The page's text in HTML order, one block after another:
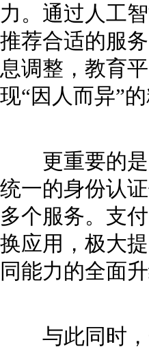
力。通过人工
推荐合适的服
息调整，教育
现“因人而异”的
更重要的是
统一的身份认
多个服务。支
换应用，极大
同能力的全面升
与此同时，